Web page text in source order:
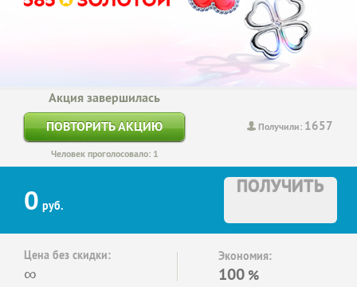
Получили: 1657
Акция завершилась
ПОВТОРИТЬ АКЦИЮ
Человек проголосовало: 1
0 руб.
ПОЛУЧИТЬ
Цена без скидки:
∞
Экономия:
100 %